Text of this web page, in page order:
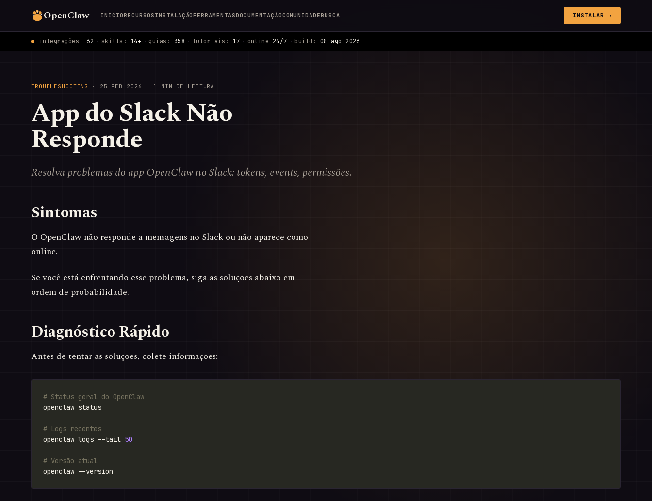
OpenClaw INÍCIORECURSOSINSTALAÇÃOFERRAMENTASDOCUMENTAÇÃOCOMUNIDADEBUSCA INSTALAR →
integrações: 62 · skills: 14+ · guias: 358 · tutoriais: 17 · online 24/7 · build: 08 ago 2026
TROUBLESHOOTING · 25 FEB 2026 · 1 MIN DE LEITURA
App do Slack Não
Responde
Resolva problemas do app OpenClaw no Slack: tokens, events, permissões.
Sintomas
O OpenClaw não responde a mensagens no Slack ou não aparece como
online.
Se você está enfrentando esse problema, siga as soluções abaixo em
ordem de probabilidade.
Diagnóstico Rápido
Antes de tentar as soluções, colete informações:
# Status geral do OpenClaw
# Logs recentes
openclaw logs --tail 50
# Versão atual